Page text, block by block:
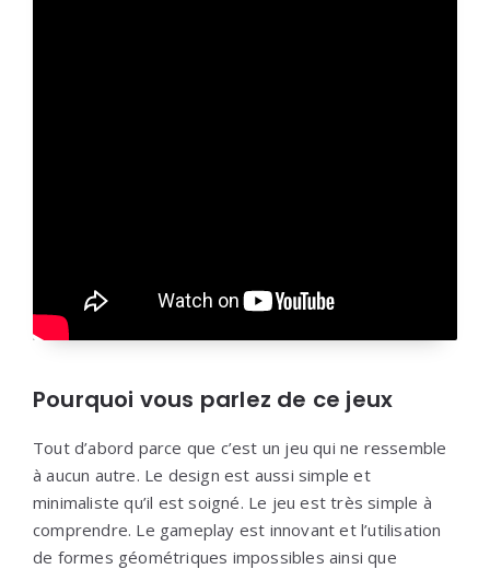
Pourquoi vous parlez de ce jeux
Tout d’abord parce que c’est un jeu qui ne ressemble
à aucun autre. Le design est aussi simple et
minimaliste qu’il est soigné. Le jeu est très simple à
comprendre. Le gameplay est innovant et l’utilisation
de formes géométriques impossibles ainsi que